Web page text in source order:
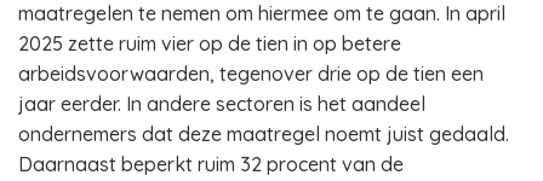
maatregelen te nemen om hiermee om te gaan. In april
2025 zette ruim vier op de tien in op betere
arbeidsvoorwaarden, tegenover drie op de tien een
jaar eerder. In andere sectoren is het aandeel
ondernemers dat deze maatregel noemt juist gedaald.
Daarnaast beperkt ruim 32 procent van de